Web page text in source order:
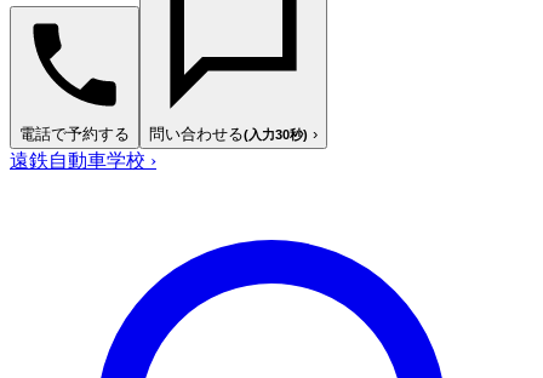
電話で予約する 問い合わせる(入力30秒) ›
遠鉄自動車学校 ›